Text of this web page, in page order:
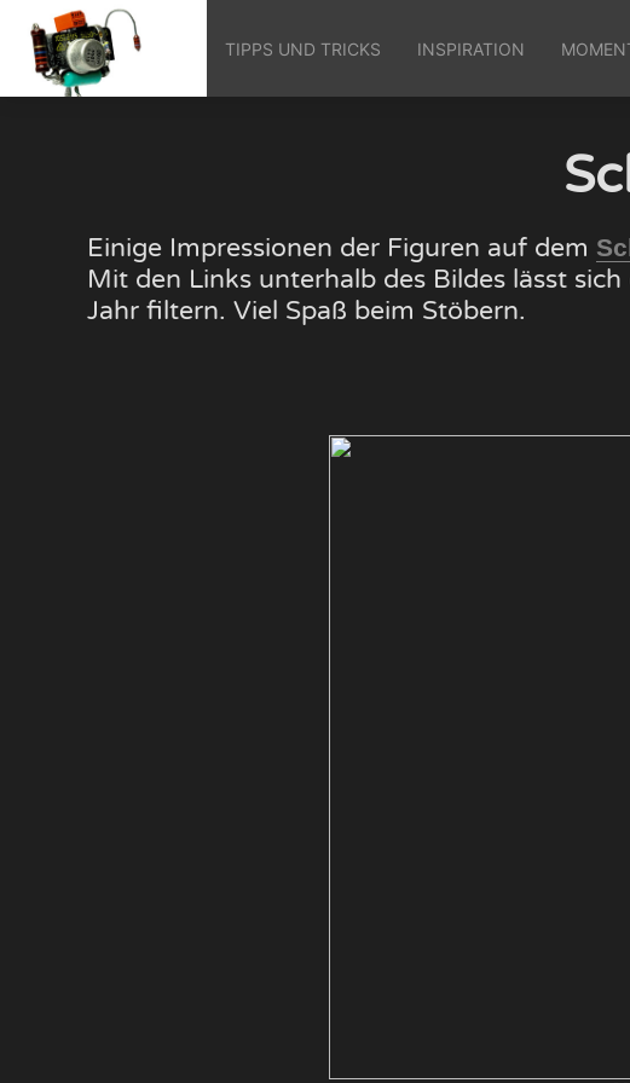
TIPPS UND TRICKS INSPIRATION
Einige Impressionen der Figuren auf dem
Mit den Links unterhalb des Bildes lässt
Jahr filtern. Viel Spaß beim Stöbern.